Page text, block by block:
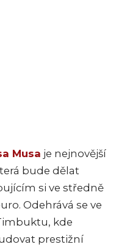
Musa je nejnovější
bude dělat
si ve středně
Odehrává se ve
kde
prestižní